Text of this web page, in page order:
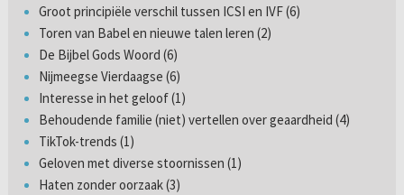
Groot principiële verschil tussen ICSI en IVF (6)
Toren van Babel en nieuwe talen leren (2)
De Bijbel Gods Woord (6)
Nijmeegse Vierdaagse (6)
Interesse in het geloof (1)
Behoudende familie (niet) vertellen over geaardheid (4)
TikTok-trends (1)
Geloven met diverse stoornissen (1)
Haten zonder oorzaak (3)